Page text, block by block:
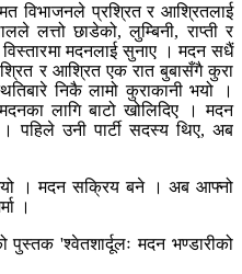
विभाजनले प्रश्रित र आश्रितलाई
लत्तो छाडेको, लुम्बिनी, राप्ती र
मदनलाई सुनाए । मदन सधैं
र आश्रित एक रात बुबासँगै कुरा
निकै लामो कुराकानी भयो ।
लागि बाटो खोलिदिए । मदन
पहिले उनी पार्टी सदस्य थिए, अब
। मदन सक्रिय बने । अब आफ्नो
।
पुस्तक 'श्वेतशार्दूलः मदन भण्डारीको